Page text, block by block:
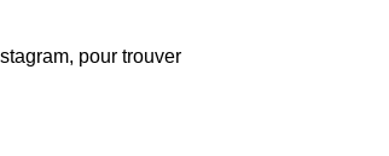
pour trouver